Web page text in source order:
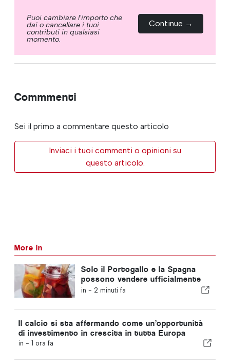
Puoi cambiare l'importo che
dai o cancellare i tuoi
contributi in qualsiasi
momento.
Continue →
Commmenti
Sei il primo a commentare questo articolo
Inviaci i tuoi commenti o opinioni su
questo articolo.
More in
Solo il Portogallo e la Spagna
possono vendere ufficialmente
la “sangria” con quel nome
in - 2 minuti fa
Il calcio si sta affermando come un’opportunità
di investimento in crescita in tutta Europa
in - 1 ora fa